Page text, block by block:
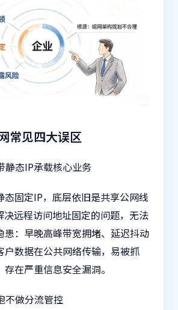
常见四大误区
静态IP承载核心业务
态固定IP，底层依旧是共享公网线
决远程访问地址固定的问题，无法
患：早晚高峰带宽拥堵、延迟抖动
户数据在公共网络传输，易被抓
在严重信息安全漏洞。
不做分流管控